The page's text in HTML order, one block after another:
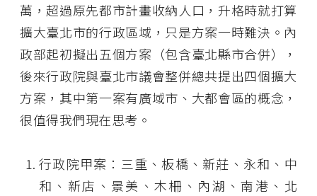
萬，超過原先都市計畫收納人口，升格時就打算
擴大臺北市的行政區域，只是方案一時難決。內
政部起初擬出五個方案（包含臺北縣市合併），
後來行政院與臺北市議會整併總共提出四個擴大
方案，其中第一案有廣域市、大都會區的概念，
很值得我們現在思考。
行政院甲案：三重、板橋、新莊、永和、中
和、新店、景美、木柵、內湖、南港、北